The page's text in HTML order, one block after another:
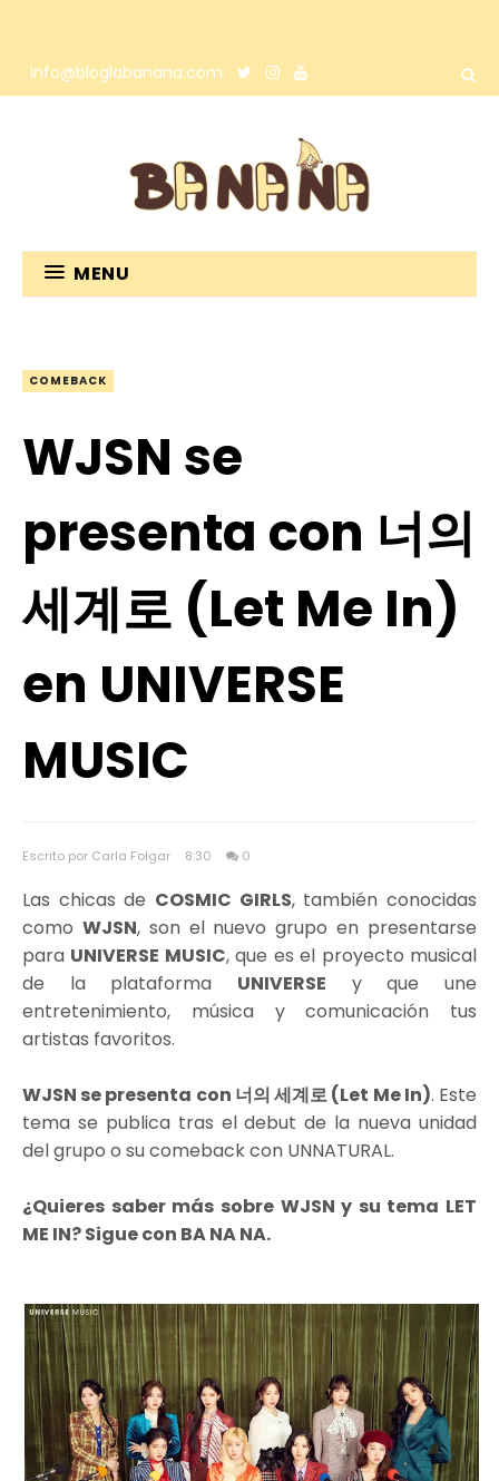
info@bloglabanana.com
MENU
COMEBACK
WJSN se
presenta con 너의
세계로 (Let Me In)
en UNIVERSE
MUSIC
Escrito por Carla Folgar 8:30 0
Las chicas de COSMIC GIRLS, también conocidas
como WJSN, son el nuevo grupo en presentarse
para UNIVERSE MUSIC, que es el proyecto musical
de la plataforma UNIVERSE y que une
entretenimiento, música y comunicación tus
artistas favoritos.
WJSN se presenta con 너의 세계로 (Let Me In). Este
tema se publica tras el debut de la nueva unidad
del grupo o su comeback con UNNATURAL.
¿Quieres saber más sobre WJSN y su tema LET
ME IN? Sigue con BA NA NA.